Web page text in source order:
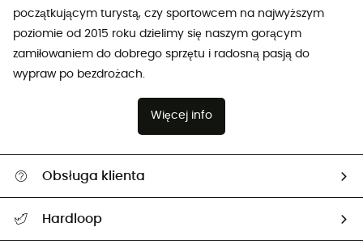
początkującym turystą, czy sportowcem na najwyższym
poziomie od 2015 roku dzielimy się naszym gorącym
zamiłowaniem do dobrego sprzętu i radosną pasją do
wypraw po bezdrożach.
Więcej info
Obsługa klienta
Śledzenie przesyłki
Hardloop